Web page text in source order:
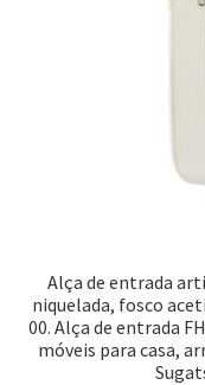
Alça de entrada
niquelada, fosco
00. Alça de entrada
móveis para casa,